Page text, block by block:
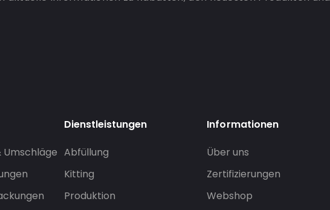
Dienstleistungen
Abfüllung
Kitting
Produktion
Informationen
Über uns
Zertifizierungen
Webshop